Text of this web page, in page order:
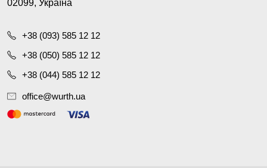
02099, Україна
+38 (093) 585 12 12
+38 (050) 585 12 12
+38 (044) 585 12 12
office@wurth.ua